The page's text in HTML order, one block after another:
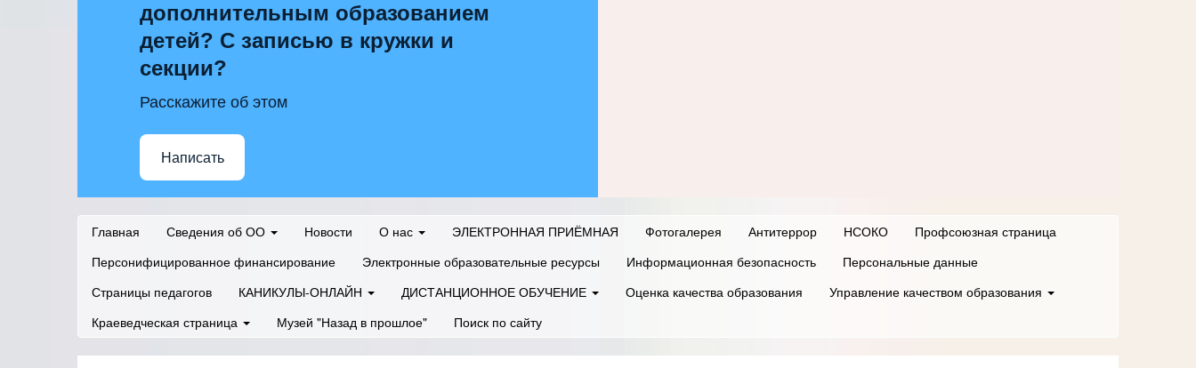
дополнительным образованием
детей? С записью в кружки и
секции?
Расскажите об этом
Написать
Главная Сведения об ОО Новости О нас ЭЛЕКТРОННАЯ ПРИЁМНАЯ Фотогалерея Антитеррор НСОКО
Профсоюзная страница
Персонифицированное финансирование
Электронные образовательные ресурсы Информационная безопасность
Персональные данные
Страницы педагогов
КАНИКУЛЫ-ОНЛАЙН ДИСТАНЦИОННОЕ ОБУЧЕНИЕ Оценка качества образования
Управление качеством образования
Краеведческая страница
Музей "Назад в прошлое" Поиск по сайту